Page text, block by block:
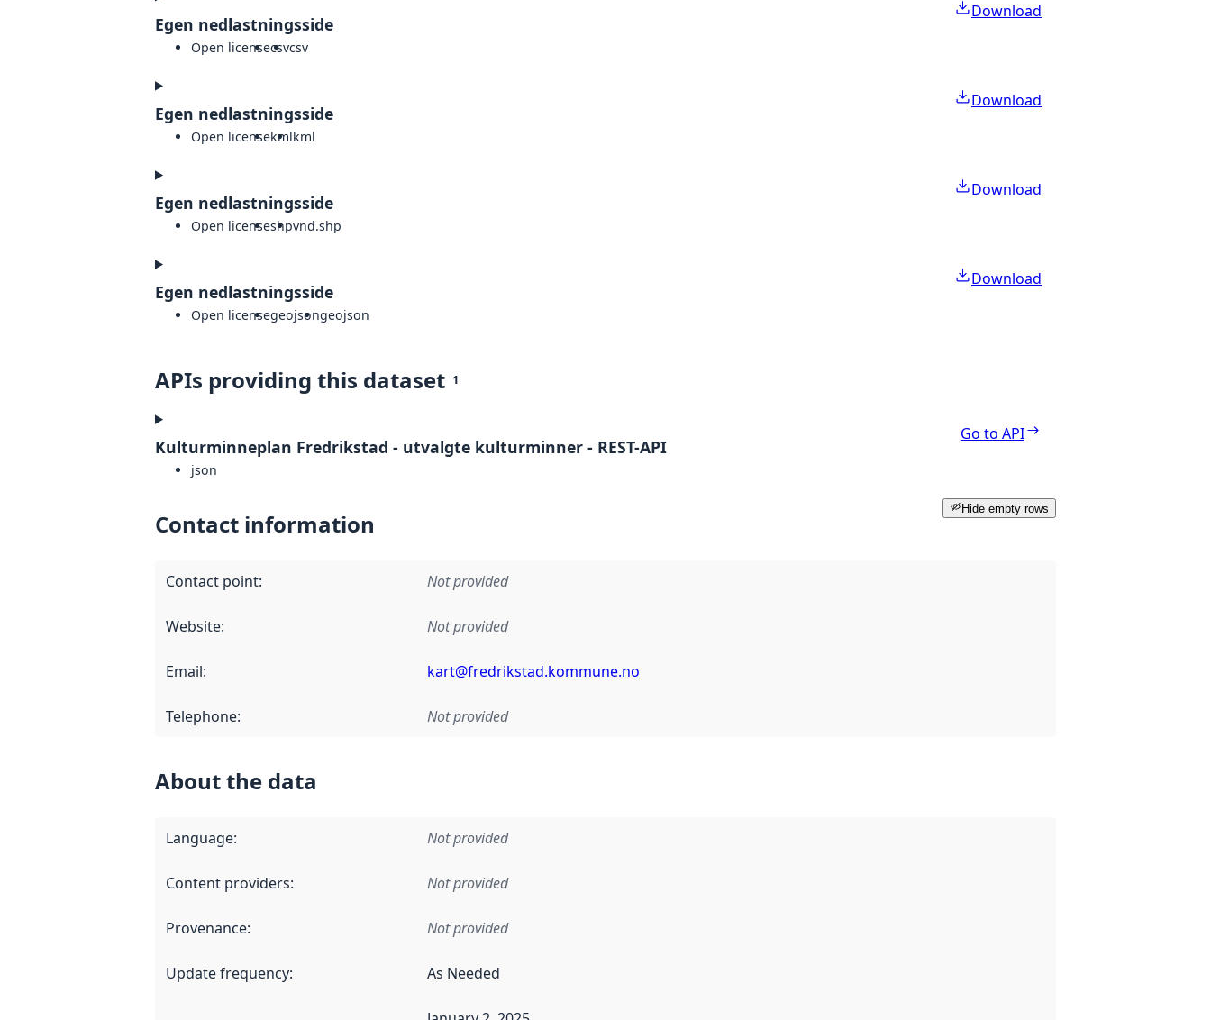
Egen nedlastningsside
Open licensecsvcsv
Download
Egen nedlastningsside
Open licensekmlkml
Download
Egen nedlastningsside
Open licenseshpvnd.shp
Download
Egen nedlastningsside
Open licensegeojsongeojson
Download
APIs providing this dataset 1
Kulturminneplan Fredrikstad - utvalgte kulturminner - REST-API
json
Go to API
Hide empty rows
Contact information
Contact point: Not provided
Website: Not provided
Email: kart@fredrikstad.kommune.no
Telephone: Not provided
About the data
Language: Not provided
Content providers: Not provided
Provenance: Not provided
Update frequency: As Needed